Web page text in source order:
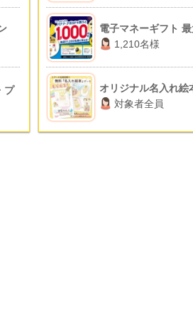
プ
電子マネーギフト
1,210名様
オリジナル名入れ絵
対象者全員